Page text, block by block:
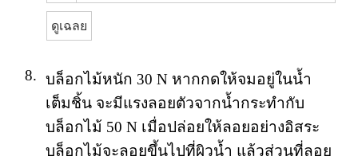
ดูเฉลย
8. บล็อกไม้หนัก 30 N หากกดให้จมอยู่ในน้ำ
เต็มชิ้น จะมีแรงลอยตัวจากน้ำกระทำกับ
บล็อกไม้ 50 N เมื่อปล่อยให้ลอยอย่างอิสระ
บล็อกไม้จะลอยขึ้นไปที่ผิวน้ำ แล้วส่วนที่ลอย